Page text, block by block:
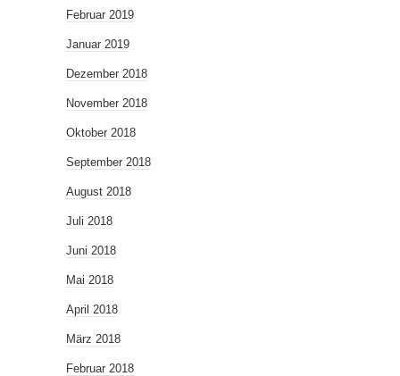
Februar 2019
Januar 2019
Dezember 2018
November 2018
Oktober 2018
September 2018
August 2018
Juli 2018
Juni 2018
Mai 2018
April 2018
März 2018
Februar 2018